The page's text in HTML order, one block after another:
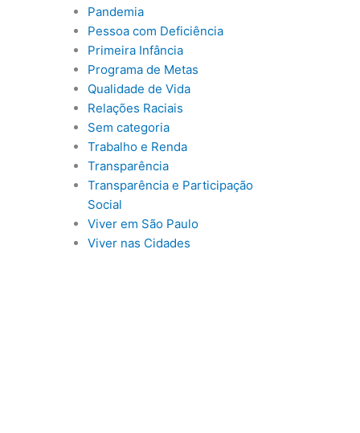
Pandemia
Pessoa com Deficiência
Primeira Infância
Programa de Metas
Qualidade de Vida
Relações Raciais
Sem categoria
Trabalho e Renda
Transparência
Transparência e Participação
Social
Viver em São Paulo
Viver nas Cidades